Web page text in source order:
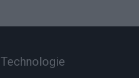
Technologie